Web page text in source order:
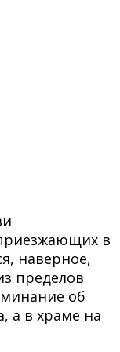
в
наверное,
пределов
об
а в храме на